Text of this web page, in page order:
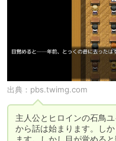
出典： pbs.twimg.com
主人公とヒロインの石鳥
から話は始まります。し